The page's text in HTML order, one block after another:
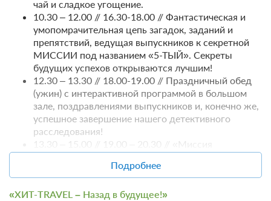
При отмене оплата не возвращается
Требуется внесение предоплаты в течение 2 часов
после подтверждения бронирования. Сумма предоплаты
составляет 1 ночь
7 200 Забронировать
чай и сладкое угощение.
10.30 – 12.00 // 16.30-18.00 // Фантастическая и
умопомрачительная цепь загадок, заданий и
препятствий, ведущая выпускников к секретной
МИССИИ под названием «5-ТЫЙ». Секреты
будущих успехов открываются лучшим!
12.30 – 13.30 // 18.00-19.00 // Праздничный обед
(ужин) с интерактивной программой в большом
зале, поздравлениями выпускников и, конечно же,
успешное завершение нашего детективного
расследования!
13.30 – 15.00 // 19.00 – 20.30 // «Миссия
пройдена!» - зажигательная дискотека и
незабываемый победный флэш-моб
15.00 // 21.00 Отъезд.
Подробнее
«ХИТ-TRAVEL – Назад в будущее!»